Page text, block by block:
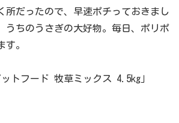
所だったので、早速ポチっておきまし
うちのうさぎの大好物。毎日、ポリポ
す。
トフード 牧草ミックス 4.5kg」